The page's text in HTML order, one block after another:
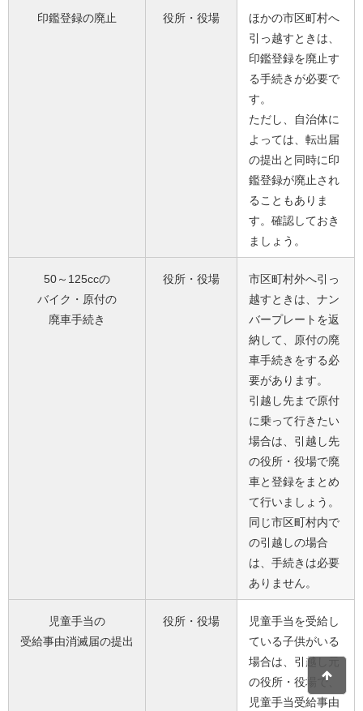
印鑑登録の廃止 役所・役場
ほかの市区町村へ
引っ越すときは、
印鑑登録を廃止す
る手続きが必要で
す。
ただし、自治体に
よっては、転出届
の提出と同時に印
鑑登録が廃止され
ることもありま
す。確認しておき
ましょう。
50～125ccの
バイク・原付の
廃車手続き
役所・役場
市区町村外へ引っ
越すときは、ナン
バープレートを返
納して、原付の廃
車手続きをする必
要があります。
引越し先まで原付
に乗って行きたい
場合は、引越し先
の役所・役場で廃
車と登録をまとめ
て行いましょう。
同じ市区町村内で
の引越しの場合
は、手続きは必要
ありません。
児童手当の
受給事由消滅届の提出
役所・役場
児童手当を受給し
ている子供がいる
場合は、引越し元
の役所・役場で、
児童手当受給事由